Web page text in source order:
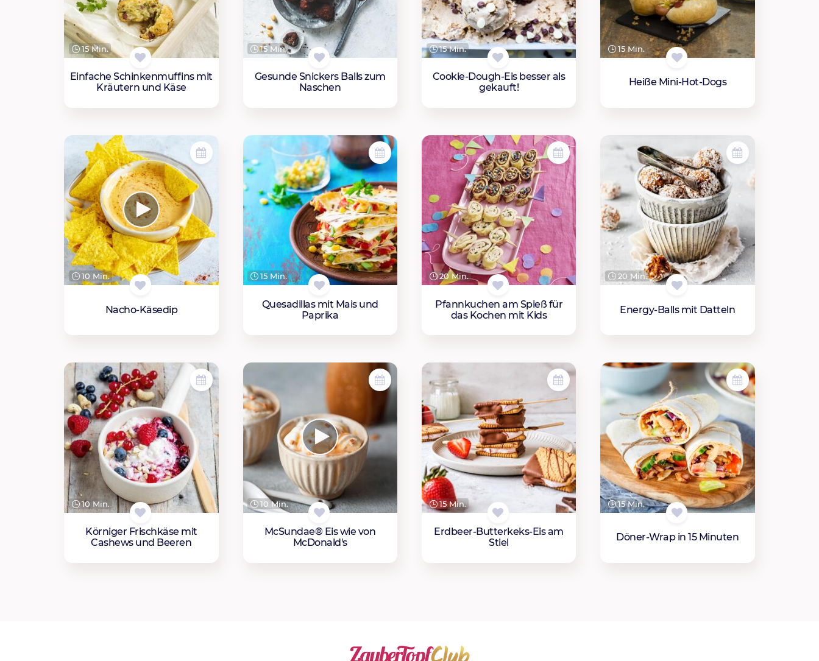
15 Min.
Einfache Schinkenmuffins mit
Kräutern und Käse
15 Min.
Gesunde Snickers Balls zum
Naschen
15 Min.
Cookie-Dough-Eis besser als
gekauft!
15 Min.
Heiße Mini-Hot-Dogs
10 Min.
Nacho-Käsedip
15 Min.
Quesadillas mit Mais und
Paprika
20 Min.
Pfannkuchen am Spieß für
das Kochen mit Kids
20 Min.
Energy-Balls mit Datteln
10 Min.
Körniger Frischkäse mit
Cashews und Beeren
10 Min.
McSundae® Eis wie von
McDonald's
15 Min.
Erdbeer-Butterkeks-Eis am
Stiel
15 Min.
Döner-Wrap in 15 Minuten